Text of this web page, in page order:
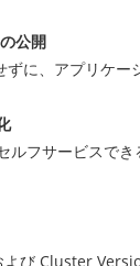
公開
に、アプリケー
ルフサービスで
び Cluster